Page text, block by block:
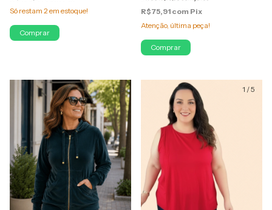
Só restam 2 em estoque!
Comprar
R$75,91 com Pix
Atenção, última peça!
Comprar
1/ 3 1 /5